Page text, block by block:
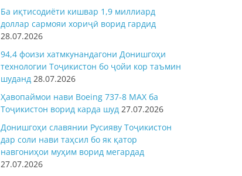
Ба иқтисодиёти кишвар 1,9 миллиард
доллар сармояи хориҷӣ ворид гардид
28.07.2026
94,4 фоизи хатмкунандагони Донишгоҳи
технологии Тоҷикистон бо ҷойи кор таъмин
шуданд 28.07.2026
Ҳавопаймои нави Boeing 737-8 MAX ба
Тоҷикистон ворид карда шуд 27.07.2026
Донишгоҳи славянии Русияву Тоҷикистон
дар соли нави таҳсил бо як қатор
навгониҳои муҳим ворид мегардад
27.07.2026